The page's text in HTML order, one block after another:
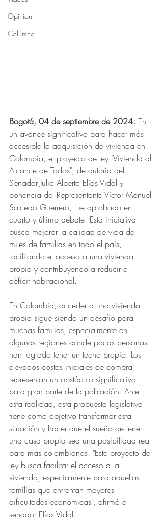
Opinión
Columna
Bogotá, 04 de septiembre de 2024: En
un avance significativo para hacer más
accesible la adquisición de vivienda en
Colombia, el proyecto de ley "Vivienda al
Alcance de Todos", de autoría del
Senador Julio Alberto Elías Vidal y
ponencia del Representante Víctor Manuel
Salcedo Guerrero, fue aprobado en
cuarto y último debate. Esta iniciativa
busca mejorar la calidad de vida de
miles de familias en todo el país,
facilitando el acceso a una vivienda
propia y contribuyendo a reducir el
déficit habitacional.
En Colombia, acceder a una vivienda
propia sigue siendo un desafío para
muchas familias, especialmente en
algunas regiones donde pocas personas
han logrado tener un techo propio. Los
elevados costos iniciales de compra
representan un obstáculo significativo
para gran parte de la población. Ante
esta realidad, esta propuesta legislativa
tiene como objetivo transformar esta
situación y hacer que el sueño de tener
una casa propia sea una posibilidad real
para más colombianos. "Este proyecto de
ley busca facilitar el acceso a la
vivienda, especialmente para aquellas
familias que enfrentan mayores
dificultades económicas", afirmó el
senador Elías Vidal.